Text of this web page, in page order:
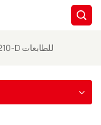
حبر أسود V4210-D للطابعات